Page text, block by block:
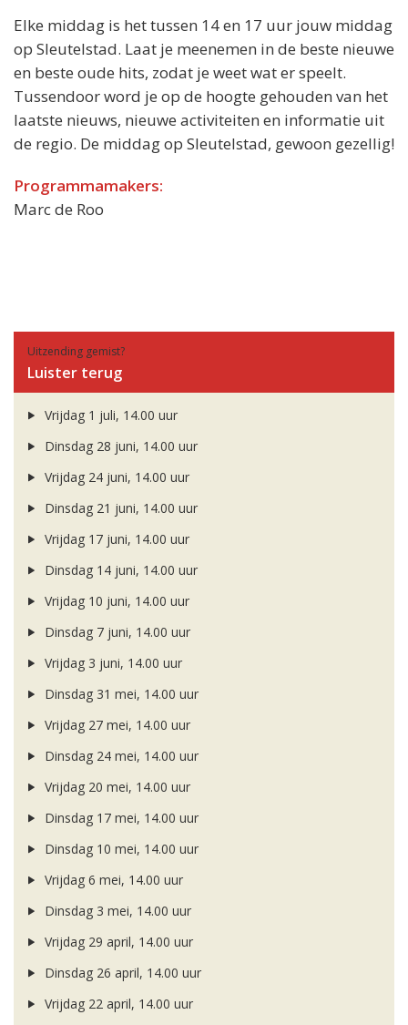
Elke middag is het tussen 14 en 17 uur jouw middag
op Sleutelstad. Laat je meenemen in de beste nieuwe
en beste oude hits, zodat je weet wat er speelt.
Tussendoor word je op de hoogte gehouden van het
laatste nieuws, nieuwe activiteiten en informatie uit
de regio. De middag op Sleutelstad, gewoon gezellig!
Programmamakers:
Marc de Roo
Uitzending gemist?
Luister terug
Vrijdag 1 juli, 14.00 uur
Dinsdag 28 juni, 14.00 uur
Vrijdag 24 juni, 14.00 uur
Dinsdag 21 juni, 14.00 uur
Vrijdag 17 juni, 14.00 uur
Dinsdag 14 juni, 14.00 uur
Vrijdag 10 juni, 14.00 uur
Dinsdag 7 juni, 14.00 uur
Vrijdag 3 juni, 14.00 uur
Dinsdag 31 mei, 14.00 uur
Vrijdag 27 mei, 14.00 uur
Dinsdag 24 mei, 14.00 uur
Vrijdag 20 mei, 14.00 uur
Dinsdag 17 mei, 14.00 uur
Dinsdag 10 mei, 14.00 uur
Vrijdag 6 mei, 14.00 uur
Dinsdag 3 mei, 14.00 uur
Vrijdag 29 april, 14.00 uur
Dinsdag 26 april, 14.00 uur
Vrijdag 22 april, 14.00 uur